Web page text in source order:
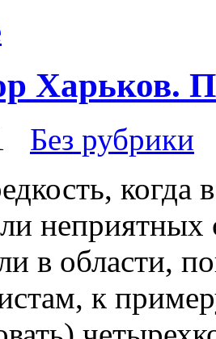
Харьков.
Без рубрики
когда
неприятных
в области,
к